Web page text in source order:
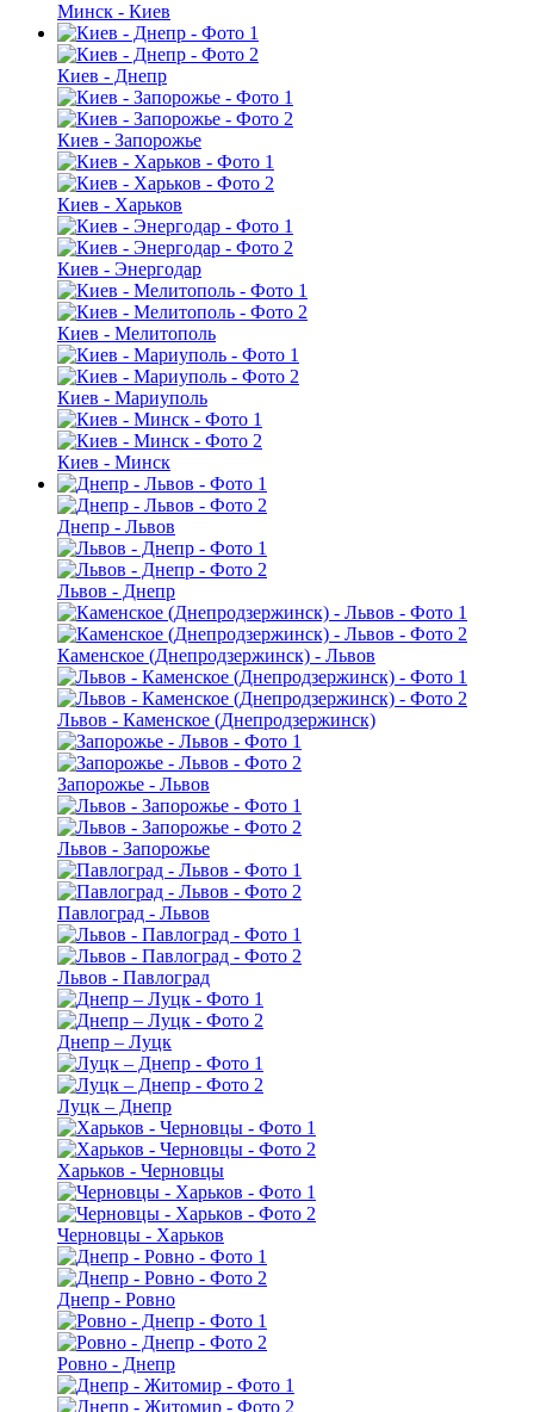
Минск - Киев
Киев - Днепр
Киев - Запорожье
Киев - Харьков
Киев - Энергодар
Киев - Мелитополь
Киев - Мариуполь
Киев - Минск
Днепр - Львов
Львов - Днепр
Каменское (Днепродзержинск) - Львов
Львов - Каменское (Днепродзержинск)
Запорожье - Львов
Львов - Запорожье
Павлоград - Львов
Львов - Павлоград
Днепр – Луцк
Луцк – Днепр
Харьков - Черновцы
Черновцы - Харьков
Днепр - Ровно
Ровно - Днепр